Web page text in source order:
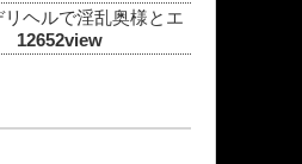
ヘルで淫乱奥様とエ
12652view